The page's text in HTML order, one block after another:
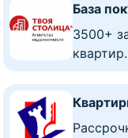
База
3500+